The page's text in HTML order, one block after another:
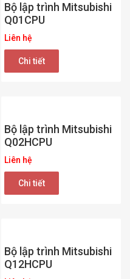
Bộ lập trình Mitsubishi
Q01CPU
Liên hệ
Chi tiết
Bộ lập trình Mitsubishi
Q02HCPU
Liên hệ
Chi tiết
Bộ lập trình Mitsubishi
Q12HCPU